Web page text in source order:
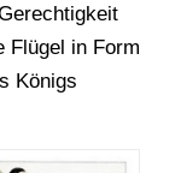
Flügel in Form
Königs